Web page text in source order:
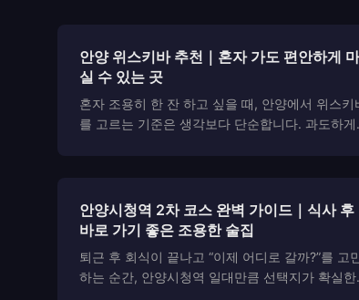
안양 위스키바 추천｜혼자 가도 편안하게 마
실 수 있는 곳
혼자 조용히 한 잔 하고 싶을 때, 안양에서 위스키
를 고르는 기준은 생각보다 단순합니다. 과도하게
술하기 좋은 위스키...
안양시청역 2차 코스 완벽 가이드｜식사 후
바로 가기 좋은 조용한 술집
퇴근 후 회식이 끝나고 “이제 어디로 갈까?”를 고
하는 순간, 안양시청역 일대만큼 선택지가 확실한